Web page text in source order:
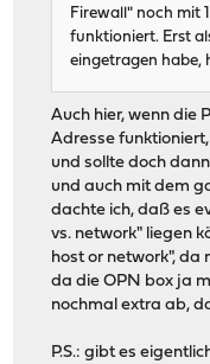
Firewall" noch mit
funktioniert. Erst
eingetragen habe,
Auch hier, wenn die
Adresse
und sollte doch
und auch mit dem
dachte ich, daß es
vs. network" liegen
host or network", da
da die OPN box ja
nochmal extra ab,
P.S.: gibt es